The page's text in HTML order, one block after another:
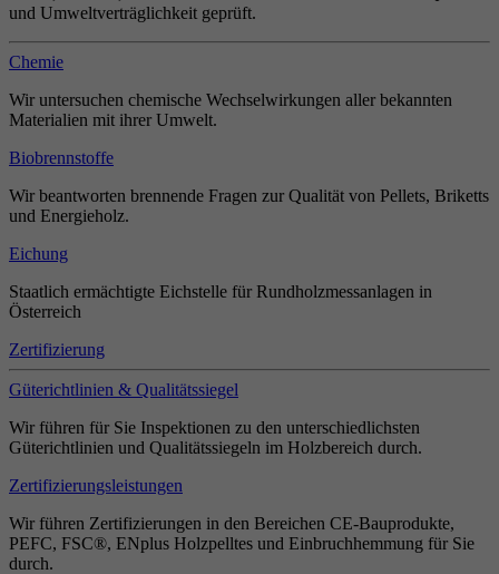
und Umweltverträglichkeit geprüft.
Chemie
Wir untersuchen chemische Wechselwirkungen aller bekannten
Materialien mit ihrer Umwelt.
Biobrennstoffe
Wir beantworten brennende Fragen zur Qualität von Pellets, Briketts
und Energieholz.
Eichung
Staatlich ermächtigte Eichstelle für Rundholzmessanlagen in
Österreich
Zertifizierung
Güterichtlinien & Qualitätssiegel
Wir führen für Sie Inspektionen zu den unterschiedlichsten
Güterichtlinien und Qualitätssiegeln im Holzbereich durch.
Zertifizierungsleistungen
Wir führen Zertifizierungen in den Bereichen CE-Bauprodukte,
PEFC, FSC®, ENplus Holzpelltes und Einbruchhemmung für Sie
durch.